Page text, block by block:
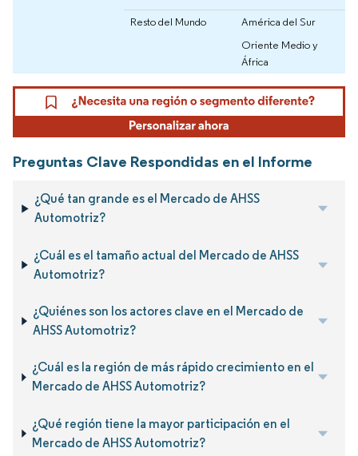
Resto del Mundo
América del Sur
Oriente Medio y
África
Preguntas Clave Respondidas en el Informe
¿Qué tan grande es el Mercado de AHSS
Automotriz?
¿Cuál es el tamaño actual del Mercado de AHSS
Automotriz?
¿Quiénes son los actores clave en el Mercado de
AHSS Automotriz?
¿Cuál es la región de más rápido crecimiento en el
Mercado de AHSS Automotriz?
¿Qué región tiene la mayor participación en el
Mercado de AHSS Automotriz?